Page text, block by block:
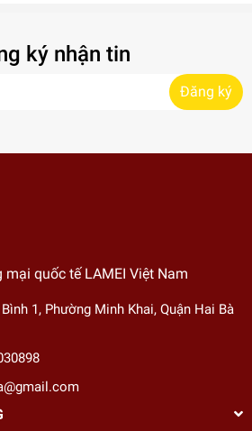
ký nhận tin
Đăng ký
quốc tế LAMEI Việt Nam
1, Phường Minh Khai, Quận Hai Bà